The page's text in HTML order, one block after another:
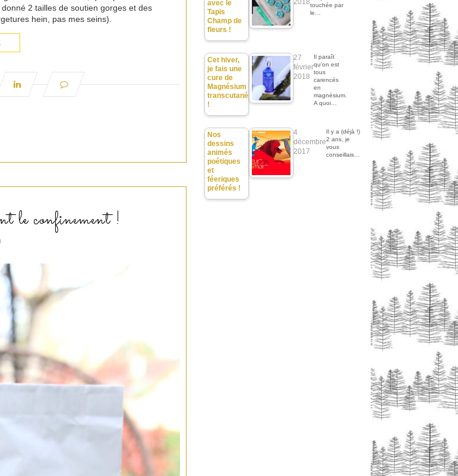
2 tailles de soutien gorges et des
hein, pas mes seins).
le confinement !
avec le
Tapis
Champ de
fleurs !
2018touchée par
le…
Cet hiver,
je fais une
cure de
Magnésium
transcutané
!
27
février
2018
Il paraît
qu'on est
tous
carencés
en
magnésium.
A quoi…
Nos
dessins
animés
poétiques
et
féeriques
préférés !
4
décembre
2017
Il y a (déjà !)
2 ans, je
vous
conseillais…